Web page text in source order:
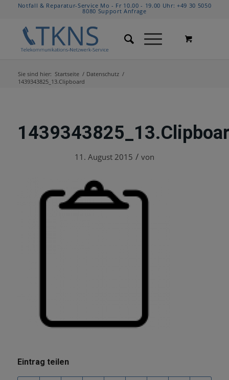
Notfall & Reparatur-Service Mo - Fr 10.00 - 19.00 Uhr:+49 30 5050
8080 Support Anfrage
Sie sind hier: Startseite / Datenschutz /
1439343825_13.Clipboard
11. August 2015 / von
Eintrag teilen